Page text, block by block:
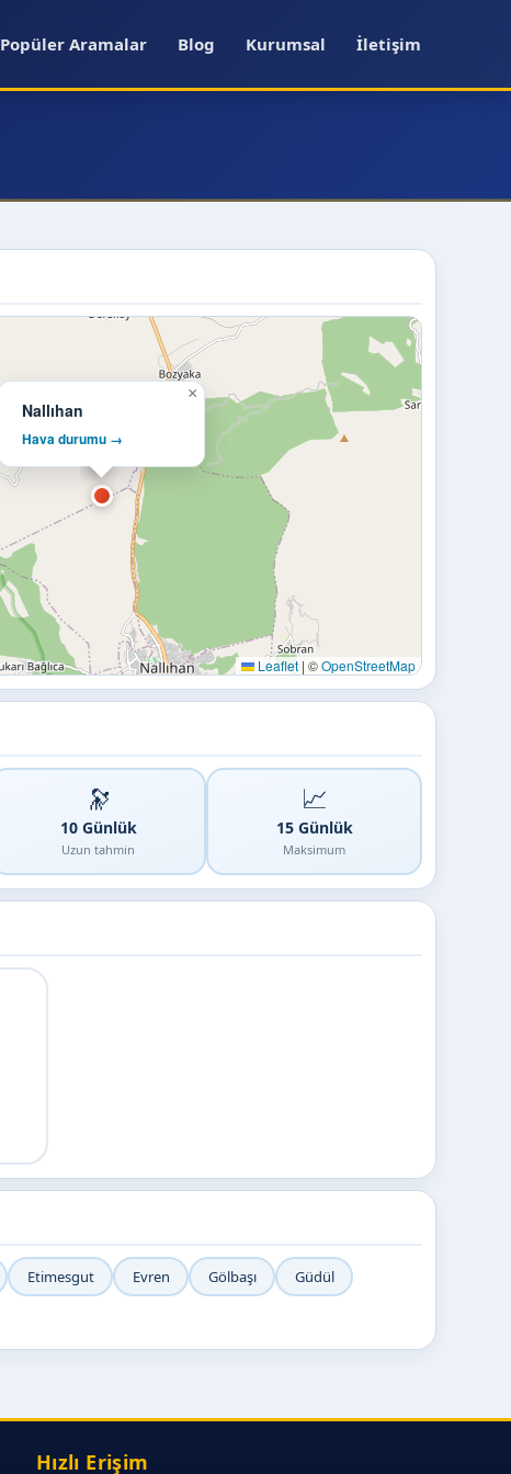
Popüler Aramalar Blog Kurumsal İletişim
Nallıhan
Hava durumu →
×
Leaflet | ©OpenStreetMap
🔭
10 Günlük
Uzun tahmin
📈
15 Günlük
Maksimum
Etimesgut Evren Gölbaşı
Güdül
Hızlı Erişim